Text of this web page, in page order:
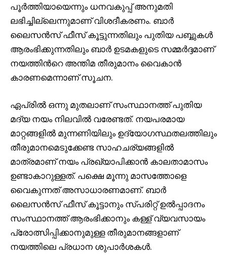
പൂർത്തിയായെന്നും ധനവകുപ്പ് അനുമതി
ലഭിച്ചില്ലെന്നുമാണ് വിശദീകരണം. ബാർ
ലൈസൻസ് ഫീസ് കൂട്ടുന്നതിലും പുതിയ പബ്ബുകള്‍
ആരംഭിക്കുന്നതിലും ബാർ ഉടമകളുടെ സമ്മർദ്ദമാണ്
നയത്തിന്‍റെ അന്തിമ തീരുമാനം വൈകാൻ
കാരണമെന്നാണ് സൂചന.
ഏപ്രിൽ ഒന്നു മുതലാണ് സംസ്ഥാനത്ത് പുതിയ
മദ്യ നയം നിലവിൽ വരേണ്ടത്. നയപരമായ
മാറ്റങ്ങളിൽ മുന്നണിയിലും ഉദ്യോഗസ്ഥതലത്തിലും
തീരുമാനമെടുക്കേണ്ട സാഹചര്യങ്ങളിൽ
മാത്രമാണ് നയം പ്രഖ്യാപിക്കാൻ കാലതാമാസം
ഉണ്ടാകാറുള്ളത്. പക്ഷെ മൂന്നു മാസത്തോളെ
വൈകുന്നത് അസാധാരണമാണ്. ബാർ
ലൈസൻസ് ഫീസ് കൂട്ടാനും സ്പരിറ്റ് ഉൽപ്പാദനം
സംസ്ഥാനത്ത് ആരംഭിക്കാനും കള്ള് വ്യവസായം
പ്രോത്സിപ്പിക്കാനുമുള്ള തീരുമാനങ്ങളാണ്
നയത്തിലെ പ്രധാന ശുപാർശകള്‍.